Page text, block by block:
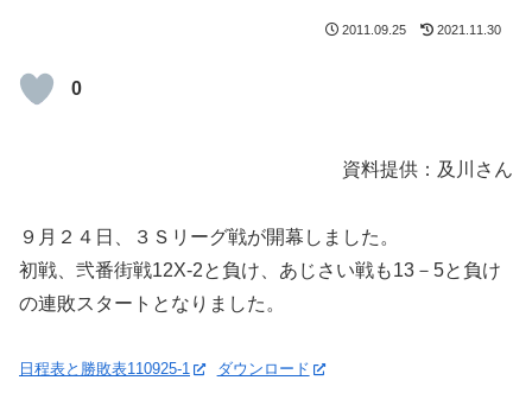
2011.09.25 2021.11.30
0
資料提供：及川さん
９月２４日、３Ｓリーグ戦が開幕しました。
初戦、弐番街戦12X-2と負け、あじさい戦も13－5と負け
の連敗スタートとなりました。
日程表と勝敗表110925-1 ダウンロード